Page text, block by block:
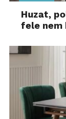
Huzat,
fele nem